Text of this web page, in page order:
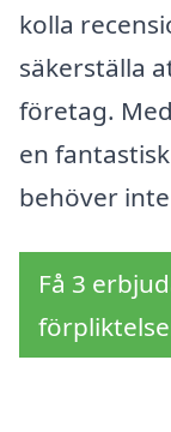
kolla
säkerställa
företag.
en
behöver
Få 3